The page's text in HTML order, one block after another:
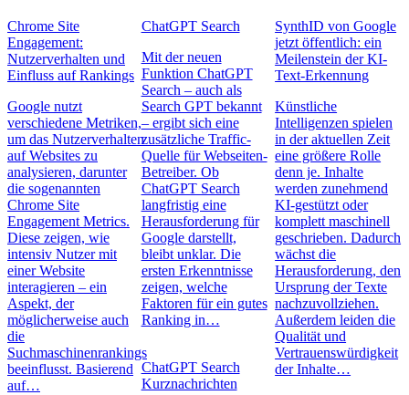
Chrome Site
Engagement:
Nutzerverhalten und
Einfluss auf Rankings
Google nutzt
verschiedene Metriken,
um das Nutzerverhalten
auf Websites zu
analysieren, darunter
die sogenannten
Chrome Site
Engagement Metrics.
Diese zeigen, wie
intensiv Nutzer mit
einer Website
interagieren – ein
Aspekt, der
möglicherweise auch
die
Suchmaschinenrankings
beeinflusst. Basierend
auf…
ChatGPT Search
Mit der neuen
Funktion ChatGPT
Search – auch als
Search GPT bekannt
– ergibt sich eine
zusätzliche Traffic-
Quelle für Webseiten-
Betreiber. Ob
ChatGPT Search
langfristig eine
Herausforderung für
Google darstellt,
bleibt unklar. Die
ersten Erkenntnisse
zeigen, welche
Faktoren für ein gutes
Ranking in…
ChatGPT Search
Kurznachrichten
SynthID von Google
jetzt öffentlich: ein
Meilenstein der KI-
Text-Erkennung
Künstliche
Intelligenzen spielen
in der aktuellen Zeit
eine größere Rolle
denn je. Inhalte
werden zunehmend
KI-gestützt oder
komplett maschinell
geschrieben. Dadurch
wächst die
Herausforderung, den
Ursprung der Texte
nachzuvollziehen.
Außerdem leiden die
Qualität und
Vertrauenswürdigkeit
der Inhalte…